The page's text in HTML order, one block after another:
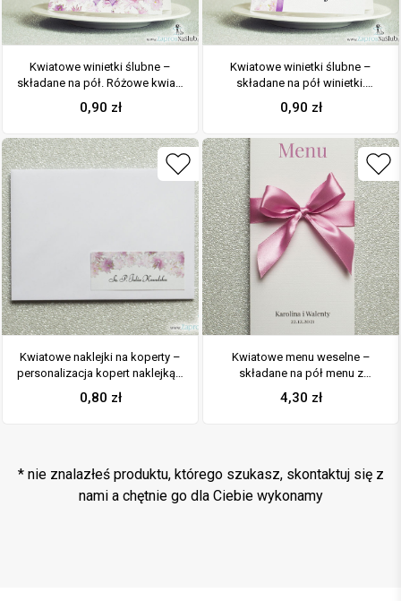
Kwiatowe winietki ślubne –
składane na pół. Różowe kwiaty
z malowaną, poziomą wstążką
0,90 zł
Kwiatowe winietki ślubne –
składane na pół winietki.
Różowe kwiaty z malowaną,
pionową wstążką
0,90 zł
Kwiatowe naklejki na koperty –
personalizacja kopert naklejką z
różowymi kwiatami
0,80 zł
Kwiatowe menu weselne –
składane na pół menu z
motywem różowych kwiatów
oraz różową wstążką
4,30 zł
* nie znalazłeś produktu, którego szukasz, skontaktuj się z
nami a chętnie go dla Ciebie wykonamy